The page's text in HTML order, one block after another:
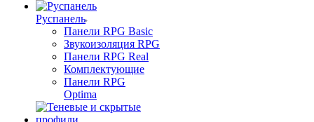
Руспанель
Панели RPG Basic
Звукоизоляция RPG
Панели RPG Real
Комплектующие
Панели RPG
Optima